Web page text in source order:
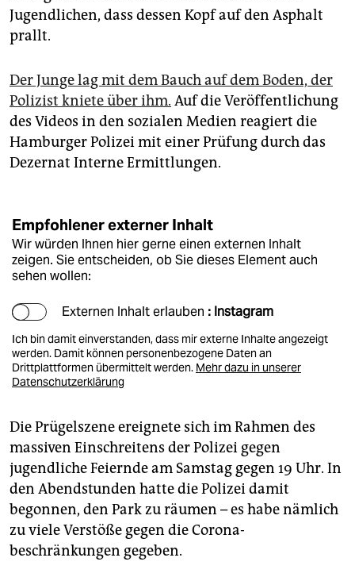
Jugendlichen, dass dessen Kopf auf den Asphalt
prallt.
Der Junge lag mit dem Bauch auf dem Boden, der
Polizist kniete über ihm. Auf die Veröffentlichung
des Videos in den sozialen Medien reagiert die
Hamburger Polizei mit einer Prüfung durch das
Dezernat Interne Ermittlungen.
Empfohlener externer Inhalt
Wir würden Ihnen hier gerne einen externen Inhalt
zeigen. Sie entscheiden, ob Sie dieses Element auch
sehen wollen:
Externen Inhalt erlauben : Instagram
Ich bin damit einverstanden, dass mir externe Inhalte angezeigt
werden. Damit können personenbezogene Daten an
Drittplattformen übermittelt werden. Mehr dazu in unserer
Datenschutzerklärung
Die Prügelszene ereignete sich im Rahmen des
massiven Einschreitens der Polizei gegen
jugendliche Feiernde am Samstag gegen 19 Uhr. In
den Abendstunden hatte die Polizei damit
begonnen, den Park zu räumen – es habe nämlich
zu viele Verstöße gegen die Corona­
beschränkungen gegeben.